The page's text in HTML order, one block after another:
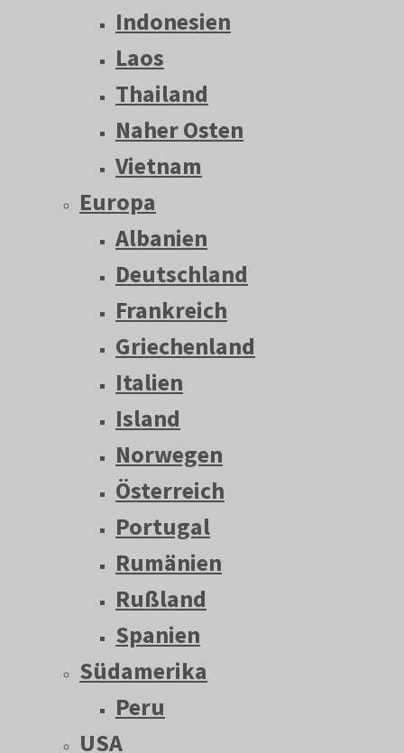
Indonesien
Laos
Thailand
Naher Osten
Vietnam
Europa
Albanien
Deutschland
Frankreich
Griechenland
Italien
Island
Norwegen
Österreich
Portugal
Rumänien
Rußland
Spanien
Südamerika
Peru
USA